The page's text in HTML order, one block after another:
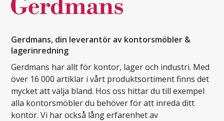
Gerdmans, din leverantör av kontorsmöbler &
lagerinredning
Gerdmans har allt för kontor, lager och industri. Med
över 16 000 artiklar i vårt produktsortiment finns det
mycket att välja bland. Hos oss hittar du till exempel
alla kontorsmöbler du behöver för att inreda ditt
kontor. Vi har också lång erfarenhet av